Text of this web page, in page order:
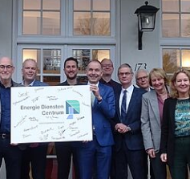
een
waarde
te
selecteren.